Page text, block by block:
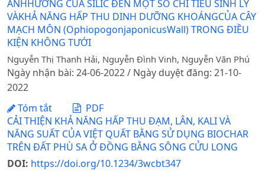
ẢNHHƯỞNG CỦA SILIC ĐẾN MỘT SỐ CHỈ TIÊU SINH LÝ
VÀKHẢ NĂNG HẤP THU DINH DƯỠNG KHOÁNGCỦA CÂY
MẠCH MÔN (OphiopogonjaponicusWall) TRONG ĐIỀU
KIỆN KHÔNG TƯỚI
Nguyễn Thị Thanh Hải, Nguyễn Đình Vinh, Nguyễn Văn Phú
Ngày nhận bài: 24-06-2022 / Ngày duyệt đăng: 21-10-
2022
Tóm tắt
PDF
CẢI THIỆN KHẢ NĂNG HẤP THU ĐẠM, LÂN, KALI VÀ
NĂNG SUẤT CỦA VIỆT QUẤT BẰNG SỬ DỤNG BIOCHAR
TRÊN ĐẤT PHÙ SA Ở ĐỒNG BẰNG SÔNG CỬU LONG
DOI: https://doi.org/10.1234/3wcbt347